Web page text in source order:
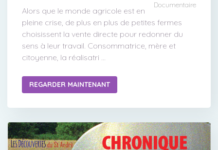
Documentaire
Alors que le monde agricole est en
pleine crise, de plus en plus de petites fermes
choisissent la vente directe pour redonner du
sens à leur travail. Consommatrice, mère et
citoyenne, la réalisatri ...
REGARDER MAINTENANT